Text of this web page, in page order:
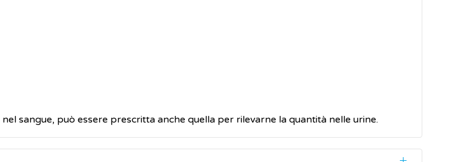
sangue, può essere prescritta anche quella per rilevarne la quantità nelle urine.